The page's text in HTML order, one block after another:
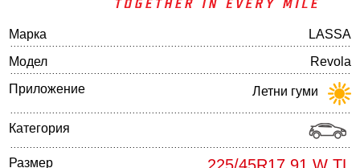
Марка
LASSA
Модел
Revola
Приложение
Летни гуми
Категория
Размер